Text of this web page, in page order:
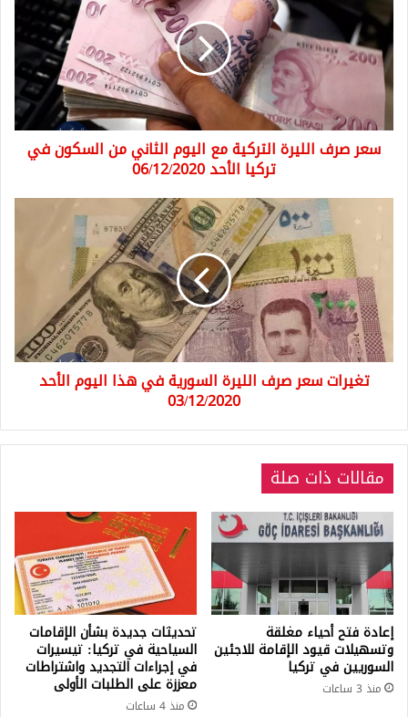
الليرة
التركية
مع
اليوم
الثاني
من
السكون
في
06/12/2020
سعر صرف الليرة التركية مع اليوم الثاني من السكون في
تركيا الأحد 06/12/2020
صرف
السورية
في
هذا
اليوم
الأحد
03/12/2020
تغيرات سعر صرف الليرة السورية في هذا اليوم الأحد
03/12/2020
مقالات ذات صلة
إعادة فتح أحياء مغلقة
وتسهيلات قيود الإقامة للاجئين
السوريين في تركيا
منذ 3 ساعات
تحديثات جديدة بشأن الإقامات
السياحية في تركيا: تيسيرات
في إجراءات التجديد واشتراطات
معززة على الطلبات الأولى
منذ 4 ساعات